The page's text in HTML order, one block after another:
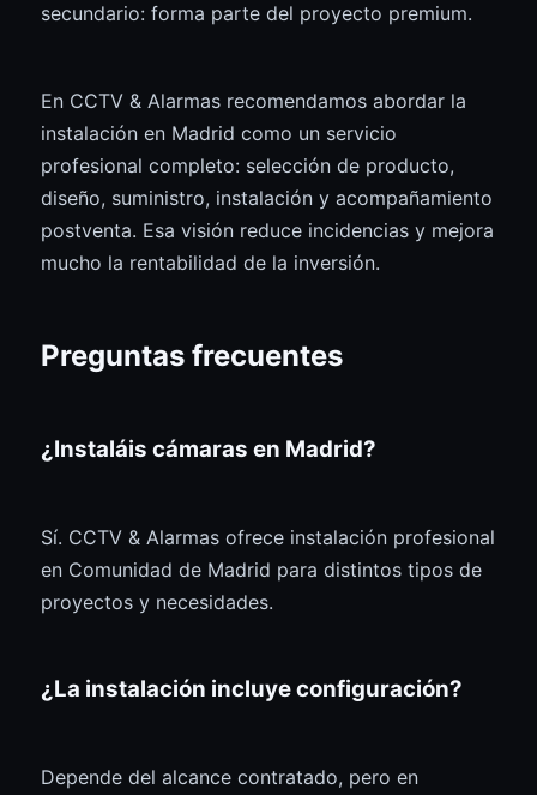
secundario: forma parte del proyecto premium.
En CCTV & Alarmas recomendamos abordar la
instalación en Madrid como un servicio
profesional completo: selección de producto,
diseño, suministro, instalación y acompañamiento
postventa. Esa visión reduce incidencias y mejora
mucho la rentabilidad de la inversión.
Preguntas frecuentes
¿Instaláis cámaras en Madrid?
Sí. CCTV & Alarmas ofrece instalación profesional
en Comunidad de Madrid para distintos tipos de
proyectos y necesidades.
¿La instalación incluye configuración?
Depende del alcance contratado, pero en